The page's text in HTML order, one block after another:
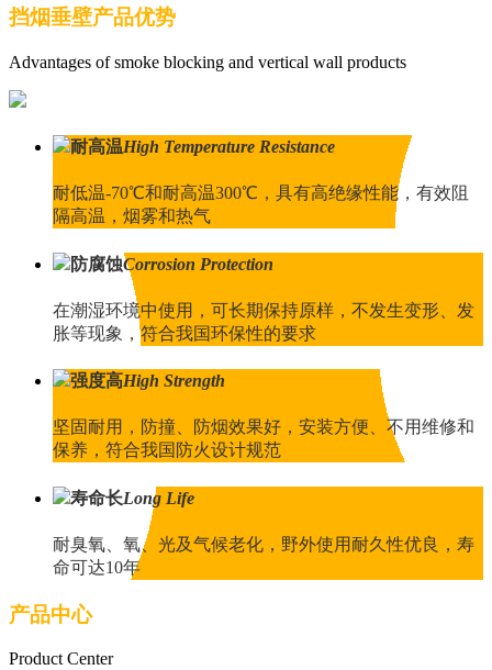
挡烟垂壁产品优势
Advantages of smoke blocking and vertical wall products
耐高温High Temperature Resistance
耐低温-70℃和耐高温300℃，具有高绝缘性能，有效阻
隔高温，烟雾和热气
防腐蚀Corrosion Protection
在潮湿环境中使用，可长期保持原样，不发生变形、发
胀等现象，符合我国环保性的要求
强度高High Strength
坚固耐用，防撞、防烟效果好，安装方便、不用维修和
保养，符合我国防火设计规范
寿命长Long Life
耐臭氧、氧、光及气候老化，野外使用耐久性优良，寿
命可达10年
产品中心
Product Center